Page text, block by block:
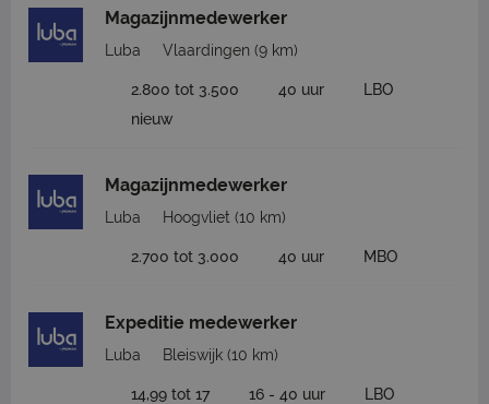
Magazijnmedewerker
Luba Vlaardingen (9 km)
2.800 tot 3.500 40 uur
LBO
nieuw
Magazijnmedewerker
Luba Hoogvliet (10 km)
2.700 tot 3.000 40 uur MBO
Expeditie medewerker
Luba Bleiswijk (10 km)
14,99 tot 17 16 - 40 uur
LBO